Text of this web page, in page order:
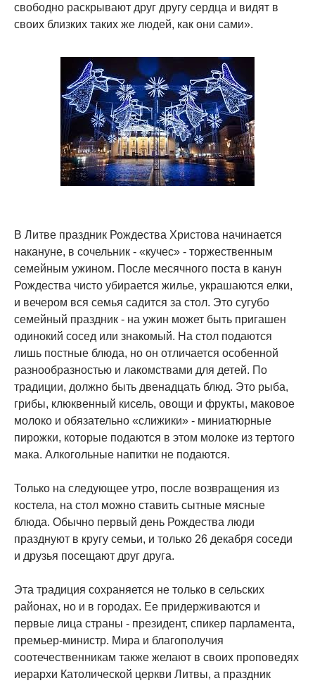
свободно раскрывают друг другу сердца и видят в
своих близких таких же людей, как они сами».
В Литве праздник Рождества Христова начинается
накануне, в сочельник - «кучес» - торжественным
семейным ужином. После месячного поста в канун
Рождества чисто убирается жилье, украшаются елки,
и вечером вся семья садится за стол. Это сугубо
семейный праздник - на ужин может быть пригашен
одинокий сосед или знакомый. На стол подаются
лишь постные блюда, но он отличается особенной
разнообразностью и лакомствами для детей. По
традиции, должно быть двенадцать блюд. Это рыба,
грибы, клюквенный кисель, овощи и фрукты, маковое
молоко и обязательно «слижики» - миниатюрные
пирожки, которые подаются в этом молоке из тертого
мака. Алкогольные напитки не подаются.
Только на следующее утро, после возвращения из
костела, на стол можно ставить сытные мясные
блюда. Обычно первый день Рождества люди
празднуют в кругу семьи, и только 26 декабря соседи
и друзья посещают друг друга.
Эта традиция сохраняется не только в сельских
районах, но и в городах. Ее придерживаются и
первые лица страны - президент, спикер парламента,
премьер-министр. Мира и благополучия
соотечественникам также желают в своих проповедях
иерархи Католической церкви Литвы, а праздник